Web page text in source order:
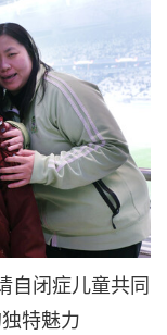
自闭症儿童共同
特魅力